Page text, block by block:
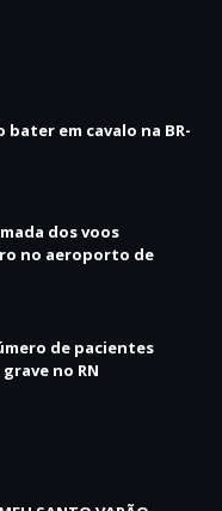
em cavalo na BR-
dos voos
no aeroporto de
de pacientes
no RN